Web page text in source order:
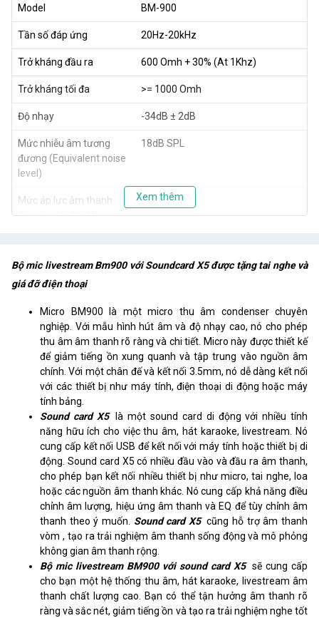
Model BM-900
Tần số đáp ứng 20Hz-20kHz
Trở kháng đầu ra 600 Omh + 30% (At 1Khz)
Trở kháng tối đa >= 1000 Omh
Độ nhạy -34dB ± 2dB
Mức nhiễu âm tương
đương (Equivalent noise
level)
18dB SPL
Mức áp lực âm thanh
đầu vào tối đa (Max
150dB
Model
Hiệu ứng âm thanh
15 hiệu ứng (có thể cài đặt lên tới 21
hiệu ứng)
Cổng vào/ra
XLR, TRS, TRRS 3.5mm, USB Type-
C
Kết nối không dây Bluetooth 4.0
Nguồn USB Type-C
Hỗ trợ micro TRS, XLR 48V
Tương thích Máy tính, điện thoại, tablet, laptop
Pin sạc 1500mAh - Sử dụng liên tục 4 tiếng
Xem thêm
Bộ mic livestream Bm900 với Soundcard X5 được tặng tai nghe và
giá đỡ điện thoại
Micro BM900 là một micro thu âm condenser chuyên
nghiệp. Với mẫu hình hút âm và độ nhạy cao, nó cho phép
thu âm âm thanh rõ ràng và chi tiết. Micro này được thiết kế
để giảm tiếng ồn xung quanh và tập trung vào nguồn âm
chính. Với một chân đế và kết nối 3.5mm, nó dễ dàng kết nối
với các thiết bị như máy tính, điện thoại di động hoặc máy
tính bảng.
Sound card X5
là một sound card di động với nhiều tính
năng hữu ích cho việc thu âm, hát karaoke, livestream. Nó
cung cấp kết nối USB để kết nối với máy tính hoặc thiết bị di
động. Sound card X5 có nhiều đầu vào và đầu ra âm thanh,
cho phép bạn kết nối nhiều thiết bị như micro, tai nghe, loa
hoặc các nguồn âm thanh khác. Nó cung cấp khả năng điều
chỉnh âm lượng, hiệu ứng âm thanh và EQ để tùy chỉnh âm
thanh theo ý muốn. Sound card X5 cũng hỗ trợ âm thanh
vòm , tạo ra trải nghiệm âm thanh sống động và mô phỏng
không gian âm thanh rộng.
Bộ mic livestream BM900 với sound card X5 sẽ cung cấp
cho bạn một hệ thống thu âm, hát karaoke, livestream âm
thanh chất lượng cao. Bạn có thể tận hưởng âm thanh rõ
ràng và sắc nét, giảm tiếng ồn và tạo ra trải nghiệm nghe tốt